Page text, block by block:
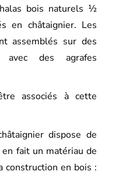
bois naturels ½
en châtaignier. Les
assemblés sur des
avec des agrafes
associés à cette
dispose de
fait un matériau de
construction en bois :